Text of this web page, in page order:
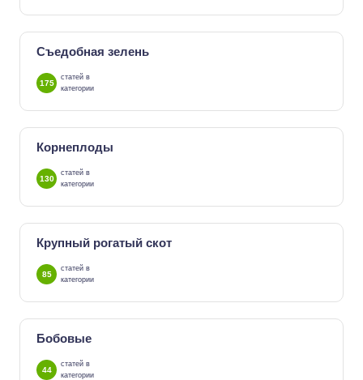
Съедобная зелень
175
статей в
категории
Корнеплоды
130
статей в
категории
Крупный рогатый скот
85
статей в
категории
Бобовые
44
статей в
категории